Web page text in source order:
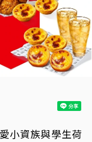
小資族與學生荷